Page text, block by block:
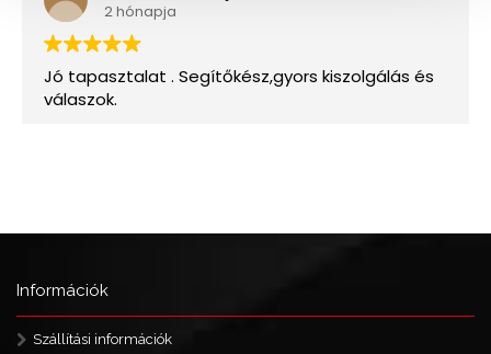
Információk
Szállítási információk